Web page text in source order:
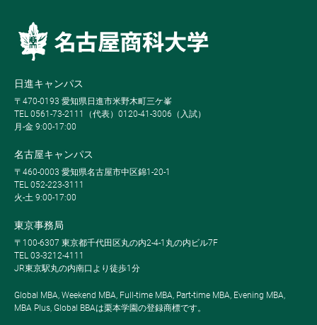
日進キャンパス
〒470-0193 愛知県日進市米野木町三ケ峯
TEL 0561-73-2111（代表）0120-41-3006（入試）
月-金 9:00-17:00
名古屋キャンパス
〒460-0003 愛知県名古屋市中区錦1-20-1
TEL 052-223-3111
火-土 9:00-17:00
東京事務局
〒100-6307 東京都千代田区丸の内2-4-1丸の内ビル7F
TEL 03-3212-4111
JR東京駅丸の内南口より徒歩1分
Global MBA, Weekend MBA, Full-time MBA, Part-time MBA, Evening MBA,
MBA Plus, Global BBAは栗本学園の登録商標です。